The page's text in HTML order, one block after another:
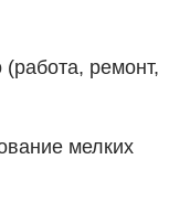
ремонт,
мелких